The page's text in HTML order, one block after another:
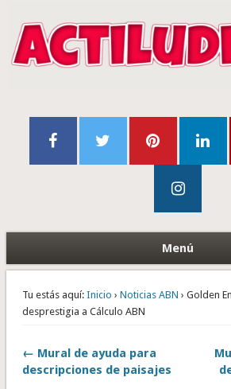
Menú
Tu estás aquí: Inicio › Noticias ABN › Golden
desprestigia a Cálculo ABN
← Mural de ayuda para
descripciones de paisajes